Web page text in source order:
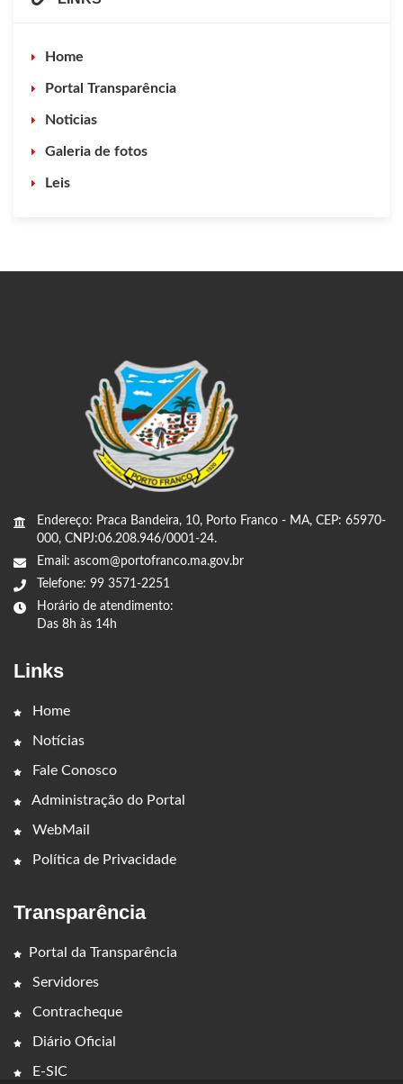
Home
Portal Transparência
Noticias
Galeria de fotos
Leis
Endereço: Praca Bandeira, 10, Porto Franco - MA, CEP: 65970-
000, CNPJ:06.208.946/0001-24.
Email: ascom@portofranco.ma.gov.br
Telefone: 99 3571-2251
Horário de atendimento:
Das 8h às 14h
Links
Home
Notícias
Fale Conosco
Administração do Portal
WebMail
Política de Privacidade
Transparência
Portal da Transparência
Servidores
Contracheque
Diário Oficial
E-SIC